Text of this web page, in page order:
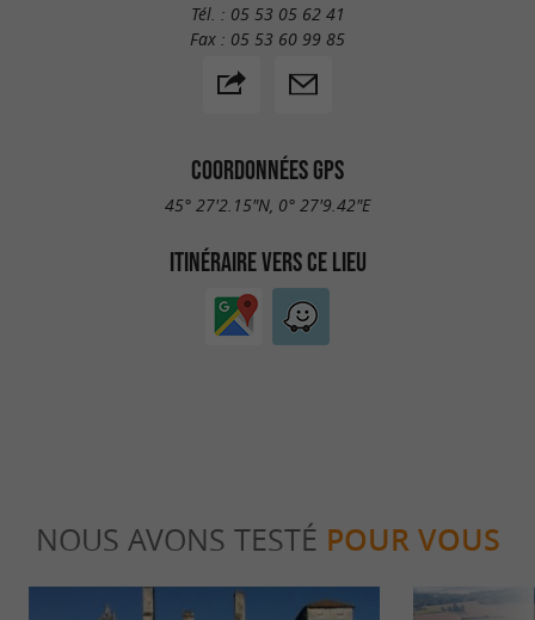
Tél. : 05 53 05 62 41
Fax : 05 53 60 99 85
COORDONNÉES GPS
45° 27'2.15"N, 0° 27'9.42"E
ITINÉRAIRE VERS CE LIEU
NOUS AVONS TESTÉ POUR VOUS